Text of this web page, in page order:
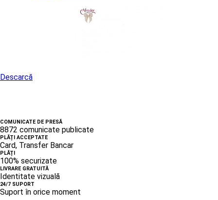
Descarcă
COMUNICATE DE PRESĂ
8872 comunicate publicate
PLĂȚI ACCEPTATE
Card, Transfer Bancar
PLĂȚI
100% securizate
LIVRARE GRATUITĂ
Identitate vizuală
24/7 SUPORT
Suport în orice moment